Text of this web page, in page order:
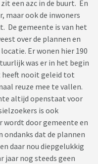
een azc in de buurt. En
maar ook de inwoners
De gemeente is van het
over de plannen en
Er wonen hier 190
was er in het begin
heeft nooit geleid tot
reuze mee te vallen.
altijd openstaat voor
is ook
wordt door gemeente en
ondanks dat de plannen
daar nou diepgelukkig
jaar nog steeds geen